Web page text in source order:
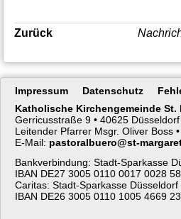
Zurück
Navigation
Impressum Datenschutz
Katholische Kirchengemeinde St.
Gerricusstraße 9 • 40625 Düsseldorf
Leitender Pfarrer Msgr. Oliver Boss •
E-Mail: pastoralbuero@st-
Bankverbindung: Stadt-Sparkasse
IBAN DE27 3005 0110 0017 0028 58
Caritas: Stadt-Sparkasse Düsseldorf
IBAN DE26 3005 0110 1005 4669 23